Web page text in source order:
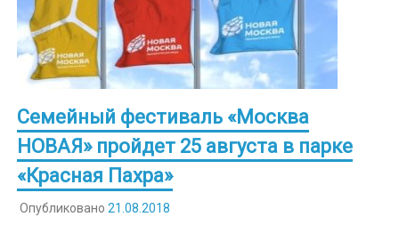
Семейный фестиваль «Москва
НОВАЯ» пройдет 25 августа в парке
«Красная Пахра»
Опубликовано 21.08.2018